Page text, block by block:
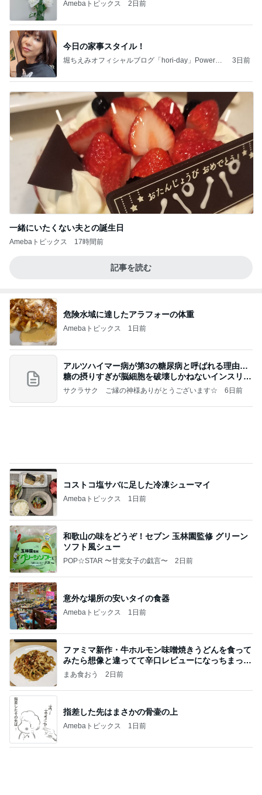
Amebaトピックス 2日前
今日の家事スタイル！
堀ちえみオフィシャルブログ「hori-day」Powered
3日前
一緒にいたくない夫との誕生日
Amebaトピックス 17時間前
記事を読む
危険水域に達したアラフォーの体重
Amebaトピックス 1日前
アルツハイマー病が第3の糖尿病と呼ばれる理由…
糖の摂りすぎが脳細胞を破壊しかねないインスリン
の恐
サクラサク ご縁の神様ありがとうございます☆ 6日前
コストコ塩サバに足した冷凍シューマイ
Amebaトピックス 1日前
和歌山の味をどうぞ！セブン 玉林園監修 グリーン
ソフト風シュー
POP☆STAR 〜甘党女子の戯言〜 2日前
意外な場所の安いタイの食器
Amebaトピックス 1日前
ファミマ新作・牛ホルモン味噌焼きうどんを食って
みたら想像と違ってて辛口レビューになっちまった
話
まあ食おう 2日前
指差した先はまさかの骨壷の上
Amebaトピックス 1日前